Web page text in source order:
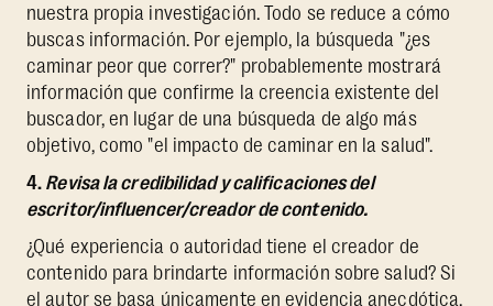
nuestra propia investigación. Todo se reduce a cómo
buscas información. Por ejemplo, la búsqueda "¿es
caminar peor que correr?" probablemente mostrará
información que confirme la creencia existente del
buscador, en lugar de una búsqueda de algo más
objetivo, como "el impacto de caminar en la salud".
4. Revisa la credibilidad y calificaciones del
escritor/influencer/creador de contenido.
¿Qué experiencia o autoridad tiene el creador de
contenido para brindarte información sobre salud? Si
el autor se basa únicamente en evidencia anecdótica,